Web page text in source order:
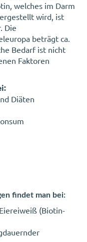
welches im Darm
wird, ist
Die
beträgt ca.
Bedarf ist nicht
Faktoren
Diäten
findet man bei:
(Biotin-